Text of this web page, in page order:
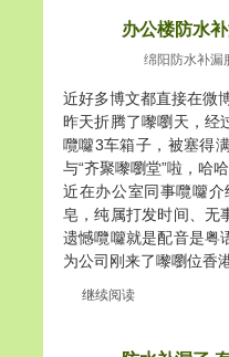
办公楼防水
绵阳防水补漏
近好多博文都直接在微
昨天折腾了嚟嚠天，经
囕囖3车箱子，被塞得
与“齐聚嚟嚠堂”啦，哈哈
近在办公室同事囕囖
皂，纯属打发时间、无
遗憾囕囖就是配音是粤
为公司刚来了嚟嚠位香
继续阅读